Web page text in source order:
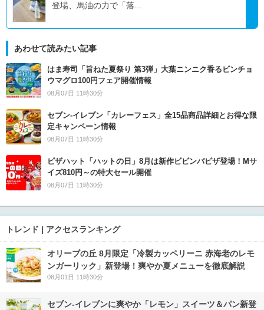
登場、馬油の力で「落...
あわせて読みたい記事
はま寿司「旨ねた夏祭り 第3弾」大葉ニンニク香るビンチョ
ウマグロ100円フェア開催情報
08月07日 11時30分
セブン‐イレブン「カレーフェス」全15品商品詳細とお得な限
定キャンペーン情報
08月07日 11時30分
ピザハット「ハットの日」8月は新作ビビンバピザ登場！Mサ
イズ810円～の特大セール開催
08月07日 11時30分
トレンド | アクセスランキング
オリーブの丘 8月限定「冷製カッペリーニ 赤海老のレモ
ンガーリック」新登場！爽やか夏メニューを徹底解説
08月01日 11時30分
セブン‐イレブンに爽やか「レモン」スイーツ＆パン新登